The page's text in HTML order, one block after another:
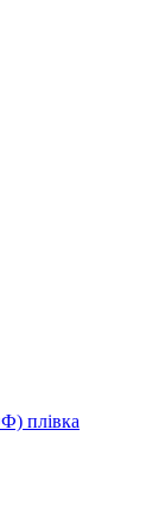
плівка